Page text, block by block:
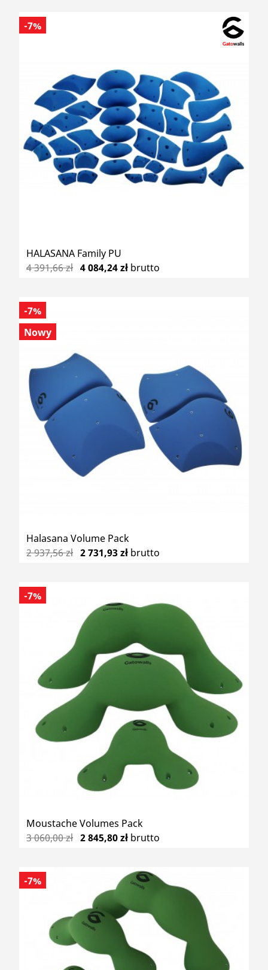
HALASANA Family PU
4 391,66 zł 4 084,24 zł brutto
-7%
Halasana Volume Pack
2 937,56 zł 2 731,93 zł brutto
-7%
Nowy
Moustache Volumes Pack
3 060,00 zł 2 845,80 zł brutto
-7%
-7%